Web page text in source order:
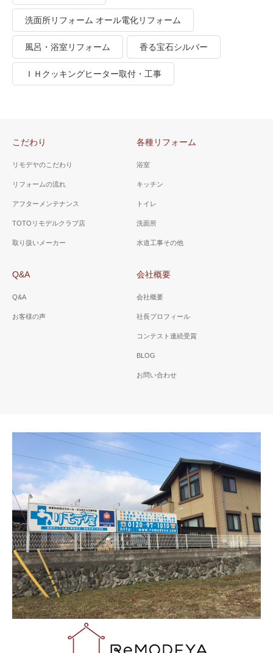
洗面所リフォーム オール電化リフォーム
風呂・浴室リフォーム 香る宝石シルバー
ＩＨクッキングヒーター取付・工事
こだわり
リモデヤのこだわり
リフォームの流れ
アフターメンテナンス
TOTOリモデルクラブ店
取り扱いメーカー
各種リフォーム
浴室
キッチン
トイレ
洗面所
水道工事その他
Q&A
Q&A
お客様の声
会社概要
会社概要
社長プロフィール
コンテスト連続受賞
BLOG
お問い合わせ